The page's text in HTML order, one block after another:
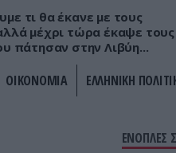
τι θα έκανε με τους
μέχρι τώρα έκαψε τους
πάτησαν στην Λιβύη...
ΟΙΚΟΝΟΜΙΑ ΕΛΛΗΝΙΚΗ
ΕΝΟΠΛΕΣ